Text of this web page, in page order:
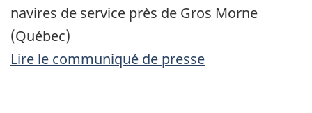
navires de service près de Gros Morne
(Québec)
Lire le communiqué de presse